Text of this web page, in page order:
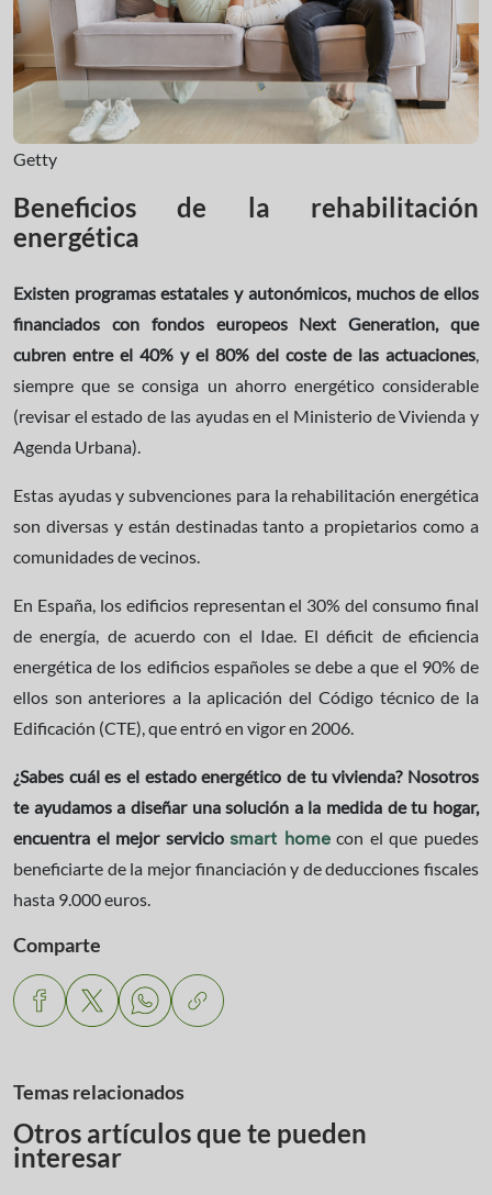
Getty
Beneficios de la rehabilitación
energética
Existen programas estatales y autonómicos, muchos de ellos
financiados con fondos europeos Next Generation, que
cubren entre el 40% y el 80% del coste de las actuaciones,
siempre que se consiga un ahorro energético considerable
(revisar el estado de las ayudas en el Ministerio de Vivienda y
Agenda Urbana).
Estas ayudas y subvenciones para la rehabilitación energética
son diversas y están destinadas tanto a propietarios como a
comunidades de vecinos.
En España, los edificios representan el 30% del consumo final
de energía, de acuerdo con el Idae. El déficit de eficiencia
energética de los edificios españoles se debe a que el 90% de
ellos son anteriores a la aplicación del Código técnico de la
Edificación (CTE), que entró en vigor en 2006.
¿Sabes cuál es el estado energético de tu vivienda? Nosotros
te ayudamos a diseñar una solución a la medida de tu hogar,
encuentra el mejor serviciosmart home con el que puedes
beneficiarte de la mejor financiación y de deducciones fiscales
hasta 9.000 euros.
Comparte
Temas relacionados
Otros artículos que te pueden
interesar